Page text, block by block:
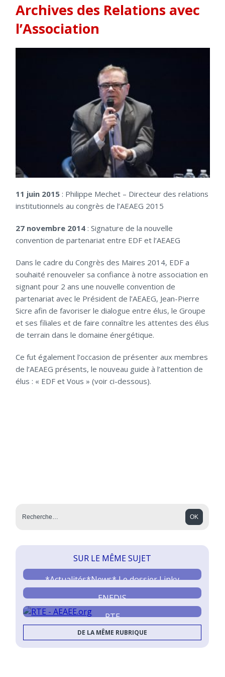
Archives des Relations avec
l’Association
11 juin 2015 : Philippe Mechet – Directeur des relations
institutionnels au congrès de l’AEAEG 2015
27 novembre 2014 : Signature de la nouvelle
convention de partenariat entre EDF et l’AEAEG
Dans le cadre du Congrès des Maires 2014, EDF a
souhaité renouveler sa confiance à notre association en
signant pour 2 ans une nouvelle convention de
partenariat avec le Président de l’AEAEG, Jean-Pierre
Sicre afin de favoriser le dialogue entre élus, le Groupe
et ses filiales et de faire connaître les attentes des élus
de terrain dans le domaine énergétique.
Ce fut également l’occasion de présenter aux membres
de l’AEAEG présents, le nouveau guide à l’attention de
élus : « EDF et Vous » (voir ci-dessous).
SUR LE MÊME SUJET
*Actualités*News* Le dossier Linky
ENEDIS
RTE
DE LA MÊME RUBRIQUE